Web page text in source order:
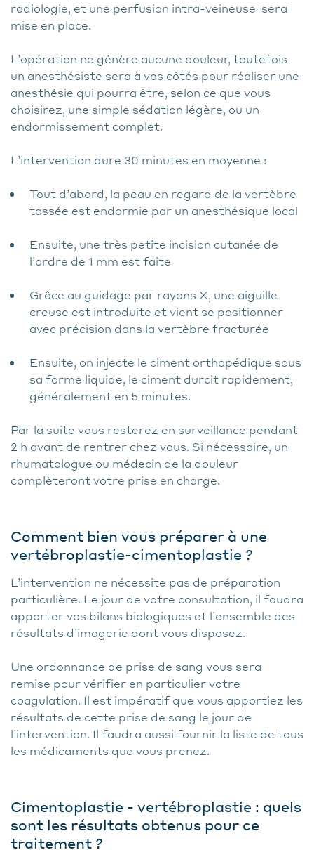
radiologie, et une perfusion intra-veineuse sera
mise en place.
L’opération ne génère aucune douleur, toutefois
un anesthésiste sera à vos côtés pour réaliser une
anesthésie qui pourra être, selon ce que vous
choisirez, une simple sédation légère, ou un
endormissement complet.
L’intervention dure 30 minutes en moyenne :
Tout d’abord, la peau en regard de la vertèbre
tassée est endormie par un anesthésique local
Ensuite, une très petite incision cutanée de
l’ordre de 1 mm est faite
Grâce au guidage par rayons X, une aiguille
creuse est introduite et vient se positionner
avec précision dans la vertèbre fracturée
Ensuite, on injecte le ciment orthopédique sous
sa forme liquide, le ciment durcit rapidement,
généralement en 5 minutes.
Par la suite vous resterez en surveillance pendant
2 h avant de rentrer chez vous. Si nécessaire, un
rhumatologue ou médecin de la douleur
complèteront votre prise en charge.
Comment bien vous préparer à une
vertébroplastie-cimentoplastie ?
L’intervention ne nécessite pas de préparation
particulière. Le jour de votre consultation, il faudra
apporter vos bilans biologiques et l’ensemble des
résultats d’imagerie dont vous disposez.
Une ordonnance de prise de sang vous sera
remise pour vérifier en particulier votre
coagulation. Il est impératif que vous apportiez les
résultats de cette prise de sang le jour de
l’intervention. Il faudra aussi fournir la liste de tous
les médicaments que vous prenez.
Cimentoplastie - vertébroplastie : quels
sont les résultats obtenus pour ce
traitement ?